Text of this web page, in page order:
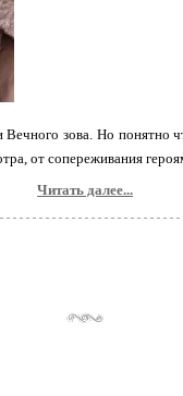
зова. Но понятно
от сопереживания
Читать далее...